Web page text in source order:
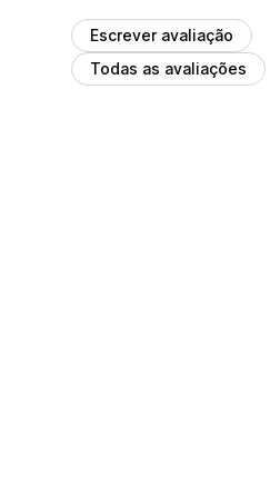
Escrever avaliação
Todas as avaliações